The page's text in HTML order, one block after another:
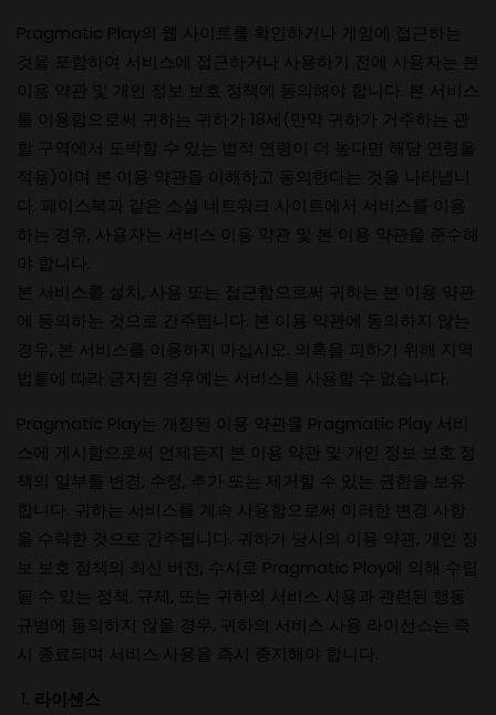
Pragmatic Play의 웹 사이트를 확인하거나 게임에 접근하는
것을 포함하여 서비스에 접근하거나 사용하기 전에 사용자는 본
이용 약관 및 개인 정보 보호 정책에 동의해야 합니다. 본 서비스
를 이용함으로써 귀하는 귀하가 18세(만약 귀하가 거주하는 관
할 구역에서 도박할 수 있는 법적 연령이 더 높다면 해당 연령을
적용)이며 본 이용 약관을 이해하고 동의한다는 것을 나타냅니
다. 페이스북과 같은 소셜 네트워크 사이트에서 서비스를 이용
하는 경우, 사용자는 서비스 이용 약관 및 본 이용 약관을 준수해
야 합니다.
본 서비스를 설치, 사용 또는 접근함으로써 귀하는 본 이용 약관
에 동의하는 것으로 간주됩니다. 본 이용 약관에 동의하지 않는
경우, 본 서비스를 이용하지 마십시오. 의혹을 피하기 위해 지역
법률에 따라 금지된 경우에는 서비스를 사용할 수 없습니다.
Pragmatic Play는 개정된 이용 약관을 Pragmatic Play 서비
스에 게시함으로써 언제든지 본 이용 약관 및 개인 정보 보호 정
책의 일부를 변경, 수정, 추가 또는 제거할 수 있는 권한을 보유
합니다. 귀하는 서비스를 계속 사용함으로써 이러한 변경 사항
을 수락한 것으로 간주됩니다. 귀하가 당사의 이용 약관, 개인 정
보 보호 정책의 최신 버전, 수시로 Pragmatic Play에 의해 수립
될 수 있는 정책, 규제, 또는 귀하의 서비스 사용과 관련된 행동
규범에 동의하지 않을 경우, 귀하의 서비스 사용 라이선스는 즉
시 종료되며 서비스 사용을 즉시 중지해야 합니다.
라이센스